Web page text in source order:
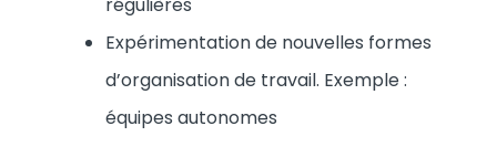
régulières
Expérimentation de nouvelles formes
d’organisation de travail. Exemple :
équipes autonomes